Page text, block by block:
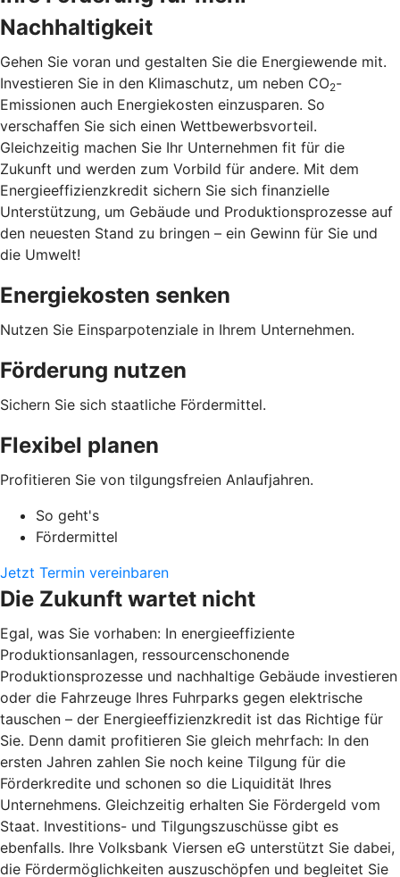
Nachhaltigkeit
Gehen Sie voran und gestalten Sie die Energiewende mit.
Investieren Sie in den Klimaschutz, um neben CO2-
Emissionen auch Energiekosten einzusparen. So
verschaffen Sie sich einen Wettbewerbsvorteil.
Gleichzeitig machen Sie Ihr Unternehmen fit für die
Zukunft und werden zum Vorbild für andere. Mit dem
Energieeffizienzkredit sichern Sie sich finanzielle
Unterstützung, um Gebäude und Produktionsprozesse auf
den neuesten Stand zu bringen – ein Gewinn für Sie und
die Umwelt!
Energiekosten senken
Nutzen Sie Einsparpotenziale in Ihrem Unternehmen.
Förderung nutzen
Sichern Sie sich staatliche Fördermittel.
Flexibel planen
Profitieren Sie von tilgungsfreien Anlaufjahren.
So geht's
Fördermittel
Jetzt Termin vereinbaren
Die Zukunft wartet nicht
Egal, was Sie vorhaben: In energieeffiziente
Produktionsanlagen, ressourcenschonende
Produktionsprozesse und nachhaltige Gebäude investieren
oder die Fahrzeuge Ihres Fuhrparks gegen elektrische
tauschen – der Energieeffizienzkredit ist das Richtige für
Sie. Denn damit profitieren Sie gleich mehrfach: In den
ersten Jahren zahlen Sie noch keine Tilgung für die
Förderkredite und schonen so die Liquidität Ihres
Unternehmens. Gleichzeitig erhalten Sie Fördergeld vom
Staat. Investitions- und Tilgungszuschüsse gibt es
ebenfalls. Ihre Volksbank Viersen eG unterstützt Sie dabei,
die Fördermöglichkeiten auszuschöpfen und begleitet Sie